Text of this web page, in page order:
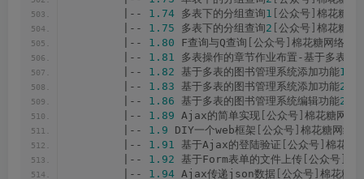
        |--
1.74 多表下的分组查询1 公众号 棉花糖网
        |--
1.75 多表下的分组查询2 公众号 棉花糖网
        |--
1.80 F查询与Q查询 公众号 棉花糖网络安
        |--
1.81 多表操作的章节作业布置-基于多表的
        |--
1.82 基于多表的图书管理系统添加功能1
        |--
1.83 基于多表的图书管理系统添加功能2
        |--
1.86 基于多表的图书管理系统编辑功能2
        |--
1.89 Ajax的简单实现 公众号 棉花糖网络
        |--
1.9 DIY一个web框架 公众号 棉花糖网络
        |--
1.91 基于Ajax的登陆验证 公众号 棉花糖
        |--
1.92 基于Form表单的文件上传 公众号
        |--
1.94 Ajax传递json数据 公众号 棉花糖